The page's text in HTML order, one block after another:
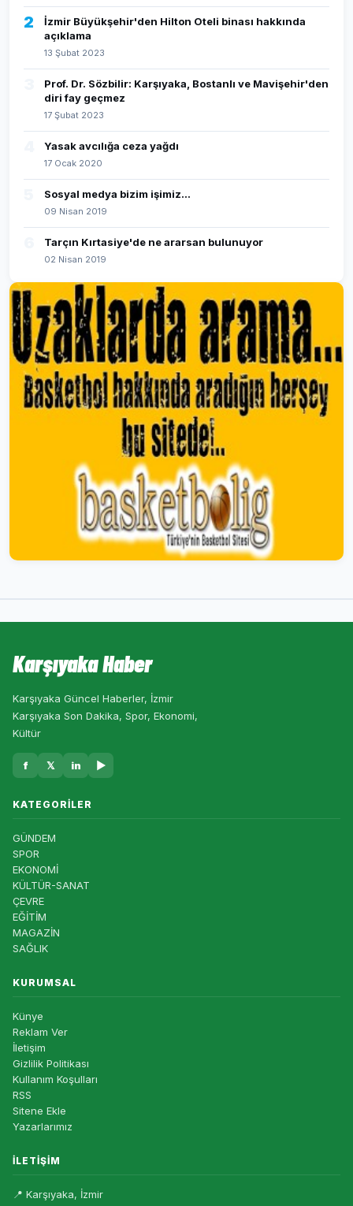
2
İzmir Büyükşehir'den Hilton Oteli binası hakkında
açıklama
13 Şubat 2023
Prof. Dr. Sözbilir: Karşıyaka, Bostanlı ve Mavişehir'den
diri fay geçmez
17 Şubat 2023
Yasak avcılığa ceza yağdı
17 Ocak 2020
Sosyal medya bizim işimiz...
09 Nisan 2019
Tarçın Kırtasiye'de ne ararsan bulunuyor
02 Nisan 2019
Karşıyaka Haber
Karşıyaka Güncel Haberler, İzmir
Karşıyaka Son Dakika, Spor, Ekonomi,
Kültür
f 𝕏 in ▶
KATEGORILER
GÜNDEM
SPOR
EKONOMİ
KÜLTÜR-SANAT
ÇEVRE
EĞİTİM
MAGAZİN
SAĞLIK
KURUMSAL
Künye
Reklam Ver
İletişim
Gizlilik Politikası
Kullanım Koşulları
RSS
Sitene Ekle
Yazarlarımız
İLETIŞIM
📍 Karşıyaka, İzmir